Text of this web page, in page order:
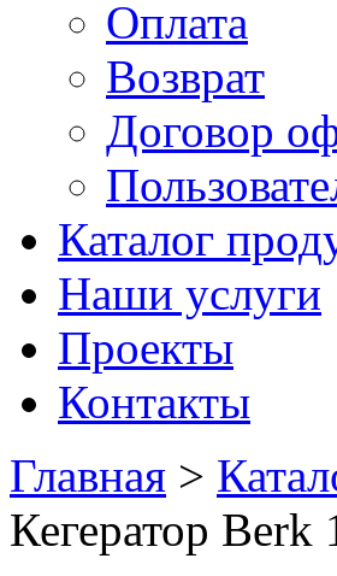
Оплата
Возврат
Договор
Каталог
Наши услуги
Проекты
Контакты
Главная >
Кегератор Berk